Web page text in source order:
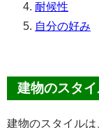
耐候性
自分の好み
建物のスタ
建物のスタイル